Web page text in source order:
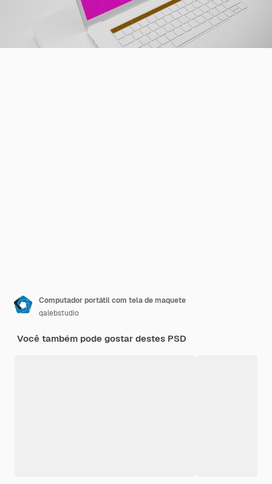
Computador portátil com tela de maquete
qalebstudio
Você também pode gostar destes PSD